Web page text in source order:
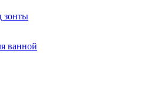
зонты
ванной